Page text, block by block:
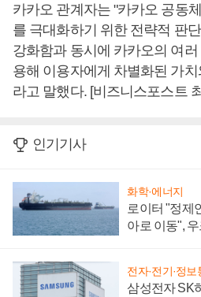
카카오 관계자는 "카카오 공동
를 극대화하기 위한 전략적 판
강화함과 동시에 카카오의 여
용해 이용자에게 차별화된 가치
라고 말했다. [비즈니스포스트
인기기사
화학·에너지
로이터 "정제
아로 이동",
전자·전기·정보
삼성전자 SK